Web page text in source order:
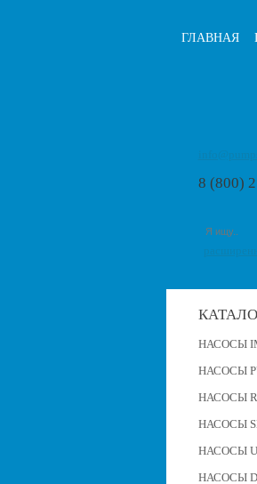
ГЛАВНАЯ
8 (800)
НАСОСЫ
НАСОСЫ
НАСОСЫ
НАСОСЫ
НАСОСЫ
НАСОСЫ